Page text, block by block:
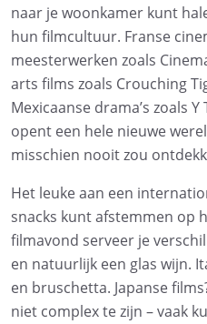
naar je woonkamer kunt
hun filmcultuur. Franse
meesterwerken zoals
arts films zoals Crouching
Mexicaanse drama’s zoals
opent een hele nieuwe
misschien nooit zou
Het leuke aan een
snacks kunt afstemmen op
filmavond serveer je
en natuurlijk een glas wijn.
en bruschetta. Japanse
niet complex te zijn – vaak